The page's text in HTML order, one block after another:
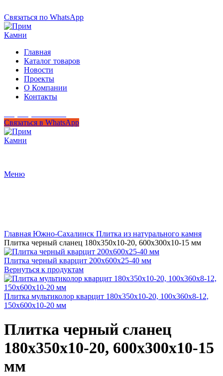
Связаться по WhatsApp
Главная
Каталог товаров
Новости
Проекты
О Компании
Контакты
Связаться в WhatsApp
Меню
Главная Южно-Сахалинск Плитка из натурального камня
Плитка черный сланец 180х350х10-20, 600х300х10-15 мм
Плитка черный кварцит 200х600х25-40 мм
Вернуться к продуктам
Плитка мультиколор кварцит 180х350х10-20, 100х360х8-12,
150х600х10-20 мм
Плитка черный сланец
180х350х10-20, 600х300х10-15
мм